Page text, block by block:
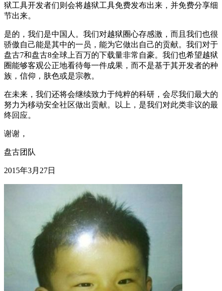
狱工具开发者们则会将越狱工具免费发布出来，并免费分享细
节出来。
是的，我们是中国人。我们对越狱圈心存感激，而且我们也很
骄傲自己能是其中的一员，能为它做出自己的贡献。我们对于
盘古7和盘古8全球上百万的下载量非常自豪。我们也希望越狱
圈能够客观公正地看待每一件成果，而不是基于其开发者的种
族，信仰，肤色或是宗教。
在未来，我们还将会继续致力于纯粹的科研，会尽我们最大的
努力为移动安全社区做出贡献。以上，是我们对此类非议的最
终回应。
谢谢，
盘古团队
2015年3月27日